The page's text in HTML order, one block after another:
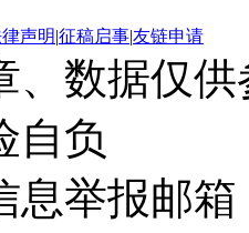
声明|征稿启事|友链申请
、数据仅
自负
息举报邮箱